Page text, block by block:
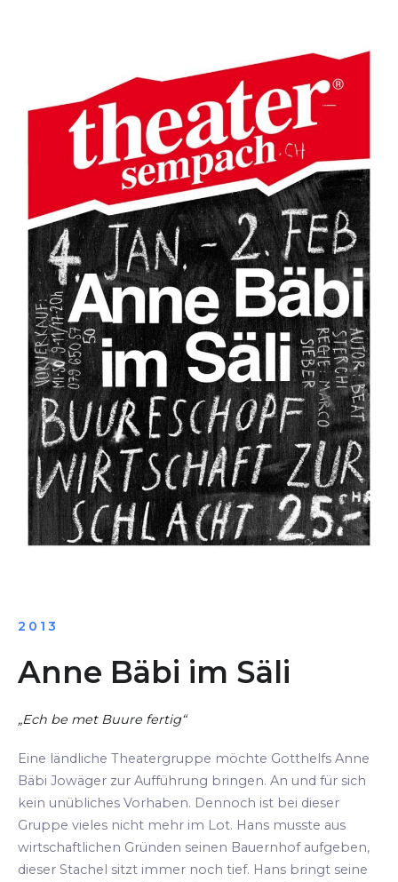
2013
Anne Bäbi im Säli
„Ech be met Buure fertig“
Eine ländliche Theatergruppe möchte Gotthelfs Anne
Bäbi Jowäger zur Aufführung bringen. An und für sich
kein unübliches Vorhaben. Dennoch ist bei dieser
Gruppe vieles nicht mehr im Lot. Hans musste aus
wirtschaftlichen Gründen seinen Bauernhof aufgeben,
dieser Stachel sitzt immer noch tief. Hans bringt seine